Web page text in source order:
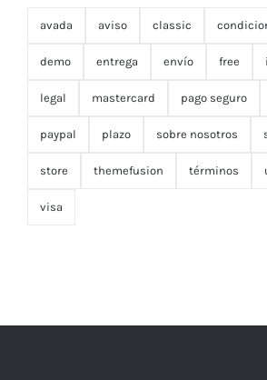
avada aviso classic
demo entrega envío free
legal mastercard pago seguro
paypal plazo sobre nosotros
store themefusion términos
visa